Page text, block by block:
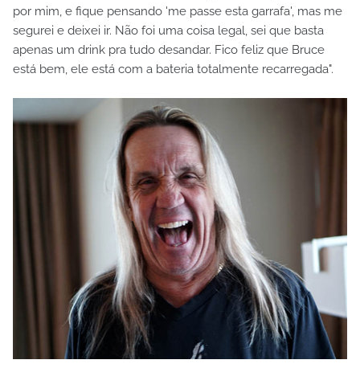
por mim, e fique pensando 'me passe esta garrafa', mas me
segurei e deixei ir. Não foi uma coisa legal, sei que basta
apenas um drink pra tudo desandar. Fico feliz que Bruce
está bem, ele está com a bateria totalmente recarregada".